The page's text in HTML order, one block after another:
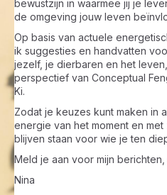
bewustzijn in waarmee jij je
de omgeving jouw leven
Op basis van actuele
ik suggesties en handvatten
jezelf, je dierbaren en het
perspectief van Conceptual
Ki.
Zodat je keuzes kunt maken in
energie van het moment en
blijven staan voor wie je ten
Meld je aan voor mijn
Nina